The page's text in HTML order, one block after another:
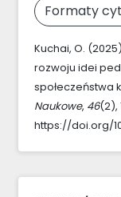
Formaty
Kuchai, O.
rozwoju idei
społeczeństwa
Naukowe, 46(2),
https://doi.org/